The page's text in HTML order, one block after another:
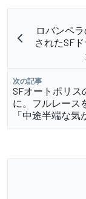
ロバンペ
されたSF
次の記事
SFオートポリス
に。フルレース
「中途半端な気